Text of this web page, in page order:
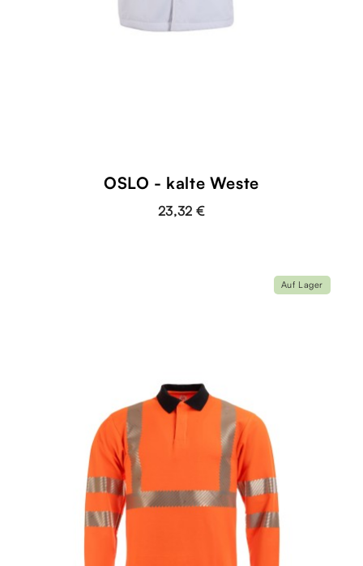
OSLO - kalte Weste
23,32 €
Auf Lager